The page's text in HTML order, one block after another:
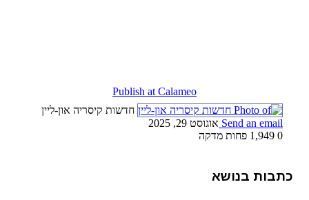
Publish at Calameo
חדשות קיסריה און-ליין
Send an email אוגוסט 29, 2025
0
פחות מדקה
כתבות בנושא